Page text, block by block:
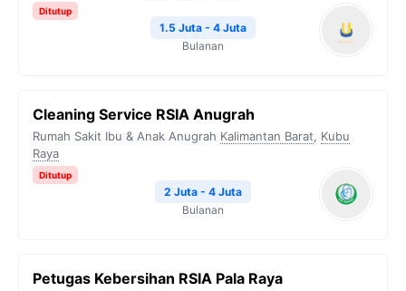
Ditutup
1.5 Juta - 4 Juta
Bulanan
Cleaning Service RSIA Anugrah
Rumah Sakit Ibu & Anak Anugrah Kalimantan Barat, Kubu
Raya
Ditutup
2 Juta - 4 Juta
Bulanan
Petugas Kebersihan RSIA Pala Raya